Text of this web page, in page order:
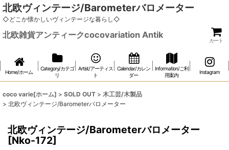
北欧ヴィンテージ/Barometerバロメーター
◇どこか懐かしいヴィンテージな暮らし◇
北欧雑貨アンティークcocovariation Antik
カート
Home/ホーム
Category/カテゴ
リ
Artist/アーティス
ト
Calendar/カレン
ダー
Information/ご利
用案内
Instagram
coco varie[ホーム] > SOLD OUT > 木工芸/木製品
> 北欧ヴィンテージ/Barometerバロメーター
北欧ヴィンテージ/Barometerバロメーター
[Nko-172]